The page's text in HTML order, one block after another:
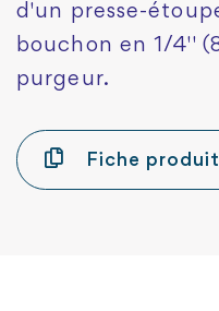
d'un presse-
bouchon en 1/4''
purgeur.
Fiche